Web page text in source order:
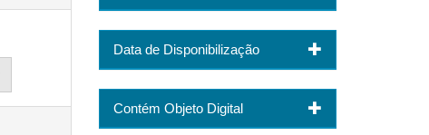
Data de Disponibilização
Contém Objeto Digital